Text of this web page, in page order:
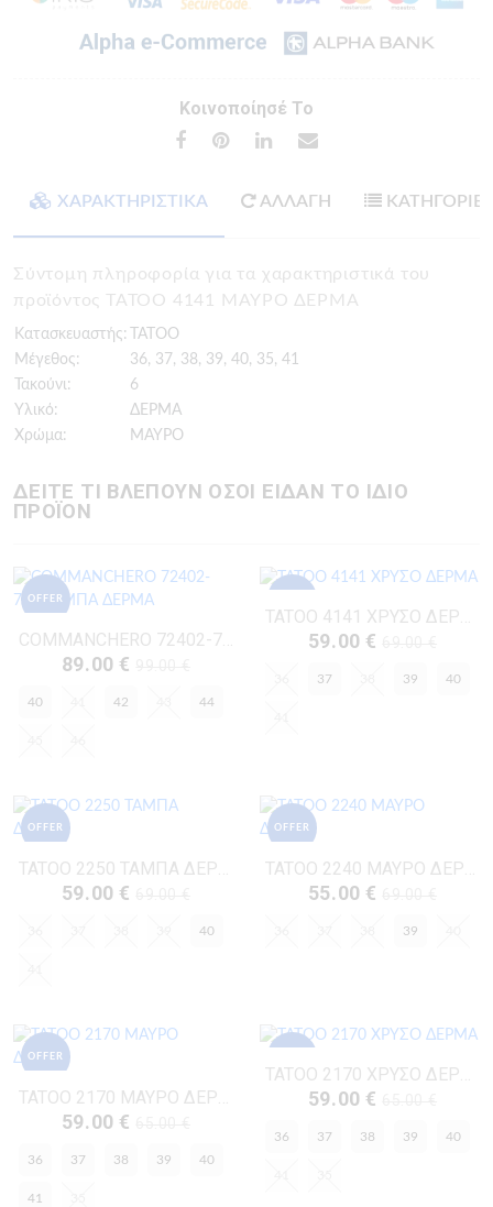
Κοινοποίησέ Το
ΧΑΡΑΚΤΗΡΙΣΤΙΚΑ ΑΛΛΑΓΗ ΚΑΤΗΓΟΡΙΕΣ
Σύντομη πληροφορία για τα χαρακτηριστικά του
προϊόντος TATOO 4141 ΜΑΥΡΟ ΔΕΡΜΑ
Κατασκευαστής:
TATOO
Μέγεθος:
36, 37, 38, 39, 40, 35, 41
Τακούνι:
6
Υλικό:
ΔΕΡΜΑ
Χρώμα:
ΜΑΥΡΟ
ΔΕΙΤΕ ΤΙ ΒΛΕΠΟΥΝ ΟΣΟΙ ΕΙΔΑΝ ΤΟ ΙΔΙΟ
ΠΡΟΪΟΝ
OFFER
COMMANCHERO 72402-726 ΤΑΜΠΑ ΔΕΡΜΑ
89.00 €
40 42 44
TATOO 4141 ΧΡΥΣΟ ΔΕΡΜΑ
59.00 €
37 39 40
OFFER
TATOO 2250 ΤΑΜΠΑ ΔΕΡΜΑ
59.00 €
40
OFFER
TATOO 2240 ΜΑΥΡΟ ΔΕΡΜΑ
55.00 €
39
OFFER
TATOO 2170 ΜΑΥΡΟ ΔΕΡΜΑ
59.00 €
36 37 38 39 40
41
TATOO 2170 ΧΡΥΣΟ ΔΕΡΜΑ
59.00 €
36 37 38 39 40